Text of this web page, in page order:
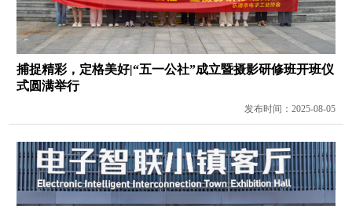
捕捉精彩，定格美好|“五一公社”成立暨摄影研修班开班仪
式圆满举行
发布时间：2025-08-05